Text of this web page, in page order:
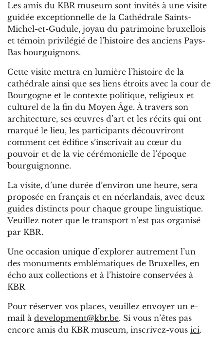
Les amis du KBR museum sont invités à une visite
guidée exceptionnelle de la Cathédrale Saints-
Michel-et-Gudule, joyau du patrimoine bruxellois
et témoin privilégié de l’histoire des anciens Pays-
Bas bourguignons.
Cette visite mettra en lumière l’histoire de la
cathédrale ainsi que ses liens étroits avec la cour de
Bourgogne et le contexte politique, religieux et
culturel de la fin du Moyen Âge. À travers son
architecture, ses œuvres d’art et les récits qui ont
marqué le lieu, les participants découvriront
comment cet édifice s’inscrivait au cœur du
pouvoir et de la vie cérémonielle de l’époque
bourguignonne.
La visite, d’une durée d’environ une heure, sera
proposée en français et en néerlandais, avec deux
guides distincts pour chaque groupe linguistique.
Veuillez noter que le transport n’est pas organisé
par KBR.
Une occasion unique d’explorer autrement l’un
des monuments emblématiques de Bruxelles, en
écho aux collections et à l’histoire conservées à
KBR
Pour réserver vos places, veuillez envoyer un e-
mail à development@kbr.be. Si vous n’êtes pas
encore amis du KBR museum, inscrivez-vous ici.